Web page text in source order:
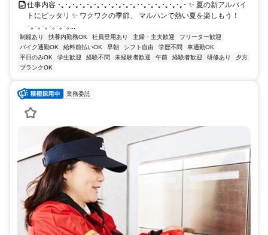
仕事内容 ･｡･｡･｡･｡･｡･｡･｡･｡･｡･｡･｡･･｡･｡･｡･｡･｡･｡･ ✨ 夏の新アルバイ
トにピッタリ ✨ ワクワクの季節、 マルハンで熱い夏を楽しもう！
･｡･｡･｡･｡･｡･｡...
制服あり 扶養内勤務OK 社員登用あり 主婦・主夫歓迎
フリーター歓迎
バイク通勤OK
給料前払いOK 早朝 シフト自由 学歴不問
車通勤OK
平日のみOK
学生歓迎 経験不問 未経験者歓迎 午前 経験者歓迎 研修あり
夕方
ブランクOK
業務委託